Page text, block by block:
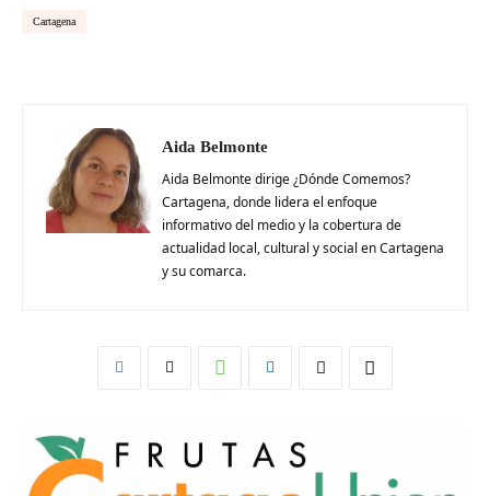
Cartagena
Aida Belmonte
Aida Belmonte dirige ¿Dónde Comemos?
Cartagena, donde lidera el enfoque
informativo del medio y la cobertura de
actualidad local, cultural y social en Cartagena
y su comarca.